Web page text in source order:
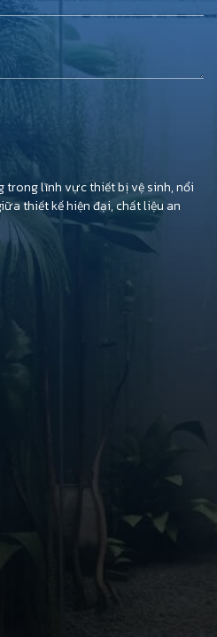
trong lĩnh vực thiết bị vệ sinh, nổi
thiết kế hiện đại, chất liệu an